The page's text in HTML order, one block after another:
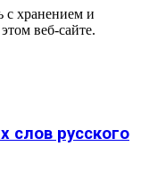
с хранением и
веб-сайте.
русского